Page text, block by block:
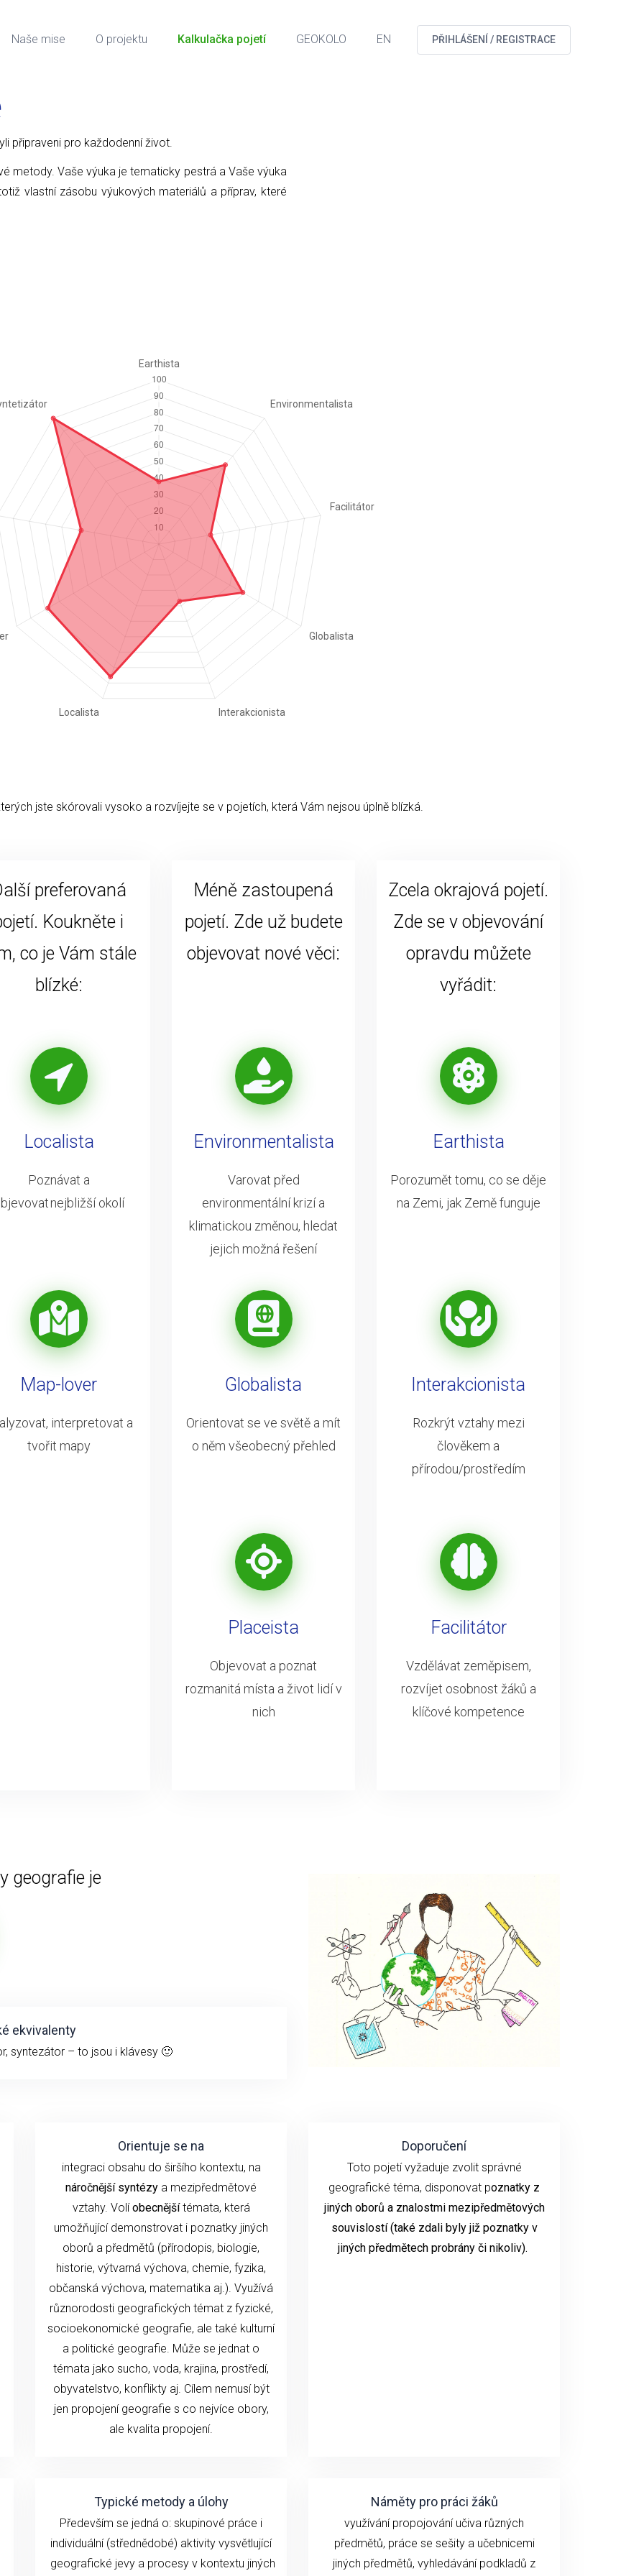
Naše mise O projektu Kalkulačka pojetí GEOKOLO EN PŘIHLÁŠENÍ / REGISTRACE
připraveni pro každodenní život.
metody. Vaše výuka je tematicky pestrá a Vaše výuka
vlastní zásobu výukových materiálů a příprav, které
jste skórovali vysoko a rozvíjejte se v pojetích, která Vám nejsou úplně blízká.
preferovaná
Koukněte i
co je Vám stále
blízké:
Localista
Poznávat a
nejbližší okolí
Map-lover
interpretovat a
tvořit mapy
Méně zastoupená
pojetí. Zde už budete
objevovat nové věci:
Environmentalista
Varovat před
environmentální krizí a
klimatickou změnou, hledat
jejich možná řešení
Globalista
Orientovat se ve světě a mít
o něm všeobecný přehled
Placeista
Objevovat a poznat
rozmanitá místa a život lidí v
nich
Zcela okrajová pojetí.
Zde se v objevování
opravdu můžete
vyřádit:
Earthista
Porozumět tomu, co se děje
na Zemi, jak Země funguje
Interakcionista
Rozkrýt vztahy mezi
člověkem a
přírodou/prostředím
Facilitátor
Vzdělávat zeměpisem,
rozvíjet osobnost žáků a
klíčové kompetence
geografie je
ekvivalenty
syntezátor – to jsou i klávesy 🙂
Orientuje se na
integraci obsahu do širšího kontextu, na
náročnější syntézy a mezipředmětové
vztahy. Volíobecnějšítémata, která
umožňující demonstrovat i poznatky jiných
oborů a předmětů (přírodopis, biologie,
historie, výtvarná výchova, chemie, fyzika,
občanská výchova, matematika aj.). Využívá
různorodosti geografických témat z fyzické,
socioekonomické geografie, ale také kulturní
a politické geografie. Může se jednat o
témata jako sucho, voda, krajina, prostředí,
obyvatelstvo, konflikty aj. Cílem nemusí být
jen propojení geografie s co nejvíce obory,
ale kvalita propojení.
Doporučení
Toto pojetí vyžaduje zvolit správné
geografické téma, disponovat poznatky z
jiných oborů a znalostmi mezipředmětových
souvislostí (také zdali byly již poznatky v
jiných předmětech probrány či nikoliv).
Typické metody a úlohy
Především se jedná o: skupinové práce i
individuální (střednědobé) aktivity vysvětlující
geografické jevy a procesy v kontextu jiných
Náměty pro práci žáků
využívání propojování učiva různých
předmětů, práce se sešity a učebnicemi
jiných předmětů, vyhledávání podkladů z